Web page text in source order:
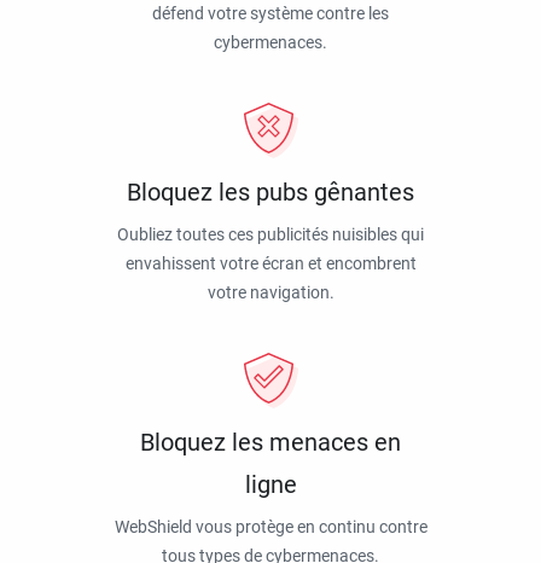
défend votre système contre les
cybermenaces.
Bloquez les pubs gênantes
Oubliez toutes ces publicités nuisibles qui
envahissent votre écran et encombrent
votre navigation.
Bloquez les menaces en
ligne
WebShield vous protège en continu contre
tous types de cybermenaces.